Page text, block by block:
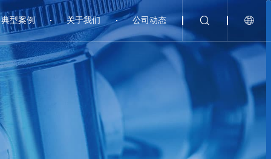
典型案例 关于我们 公司动态